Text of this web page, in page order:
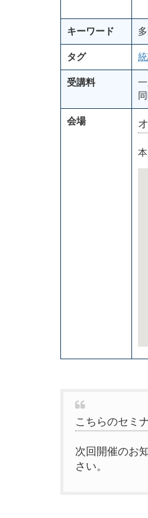
キーワード
タグ
受講料
会場
こちらのセミ
次回開催のお
さい。